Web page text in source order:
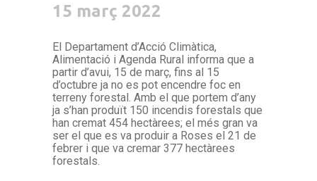
15 març 2022
El Departament d’Acció Climàtica,
Alimentació i Agenda Rural informa que a
partir d’avui, 15 de març, fins al 15
d’octubre ja no es pot encendre foc en
terreny forestal. Amb el que portem d’any
ja s’han produït 150 incendis forestals que
han cremat 454 hectàrees; el més gran va
ser el que es va produir a Roses el 21 de
febrer i que va cremar 377 hectàrees
forestals.